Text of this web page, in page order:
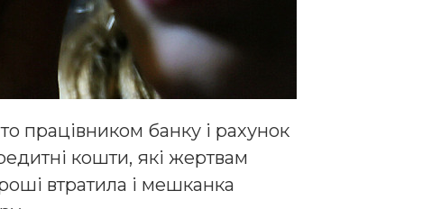
працівником банку і рахунок
кошти, які жертвам
втратила і мешканка